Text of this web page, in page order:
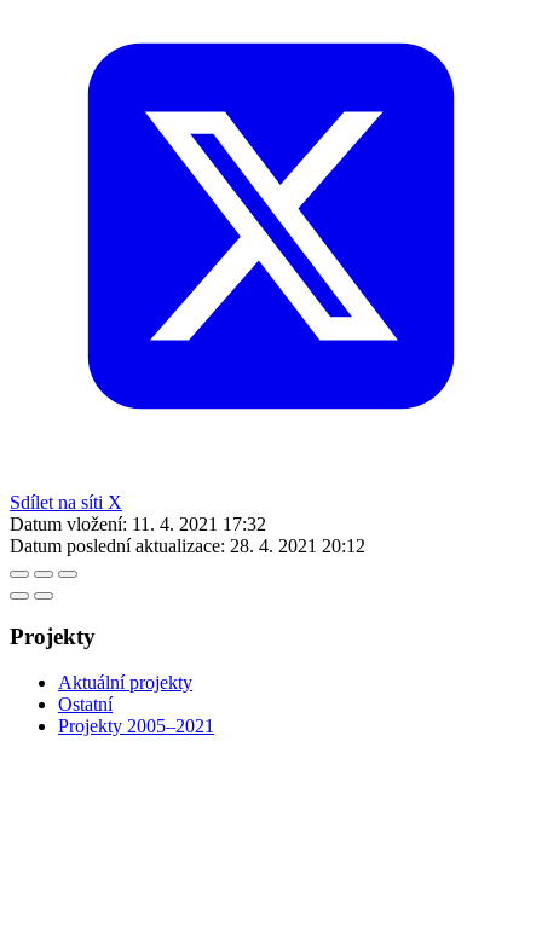
Sdílet na síti X
Datum vložení: 11. 4. 2021 17:32
Datum poslední aktualizace: 28. 4. 2021 20:12
Projekty
Aktuální projekty
Ostatní
Projekty 2005–2021